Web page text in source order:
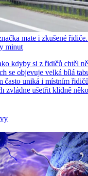
mate i zkušené
minut
kdyby si z řidičů chtěl
se objevuje velká bílá
často uniká i místním
zvládne ušetřit klidně